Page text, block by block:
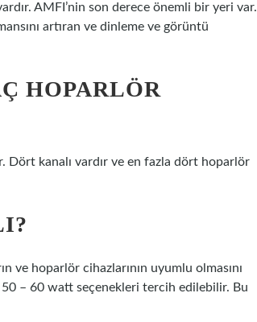
AMFI’nin son derece önemli bir yeri var.
artıran ve dinleme ve görüntü
HOPARLÖR
kanalı vardır ve en fazla dört hoparlör
ve hoparlör cihazlarının uyumlu olmasını
– 60 watt seçenekleri tercih edilebilir. Bu